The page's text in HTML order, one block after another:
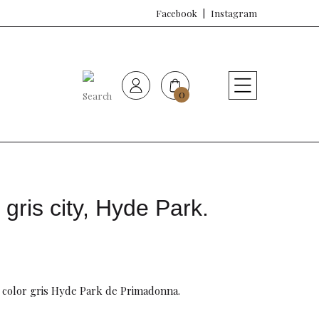
Facebook Instagram
0
Sujetadores
Baño de mujer
city, Hyde Park.
gris Hyde Park de Primadonna.